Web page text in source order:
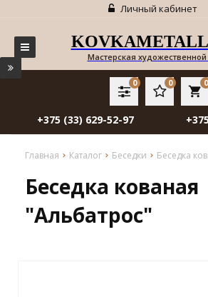
Личный кабинет
Мастерская художественной
local_grocery_store
0
0
0
+375 (33) 629-52-97
Главная Каталог Беседки Беседка
Беседка кованая
"Альбатрос"